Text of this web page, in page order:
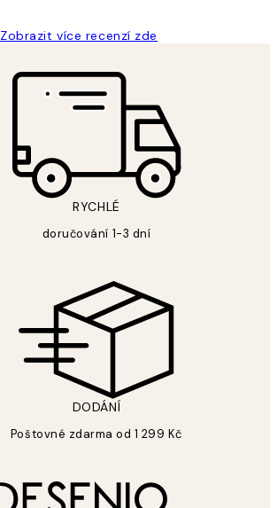
Zobrazit více recenzí zde
RYCHLÉ
doručování 1-3 dní
DODÁNÍ
Poštovné zdarma od 1 299 Kč